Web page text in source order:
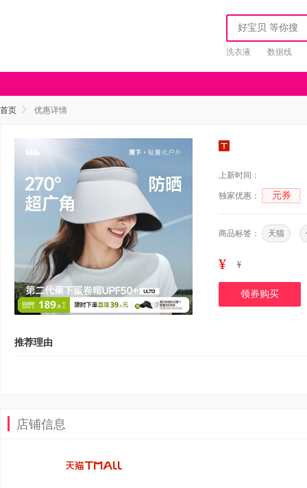
洗衣液 数据线
首页 优惠详情
上新时间：
独家优惠： 元券
商品标签： 天猫
¥ ¥
领券购买
推荐理由
店铺信息